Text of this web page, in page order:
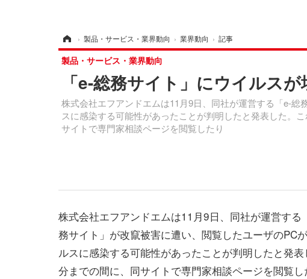
› 製品・サービス・業界動向 › 業界動向 › 記事
「e-総務サイト」にウイルス
株式会社エフアンドエムは11月9日、同社が運営する「e-
スに感染する可能性があったことが判明したと発表した。
サイトで専門家相談ページを閲覧したり
製品・サービス・業界動向
株式会社エフアンドエムは11月9日、同社が運営する
務サイト」が改竄被害に遭い、閲覧したユーザのPC
ルスに感染する可能性があったことが判明したと発
分までの間に、同サイトで専門家相談ページを閲覧